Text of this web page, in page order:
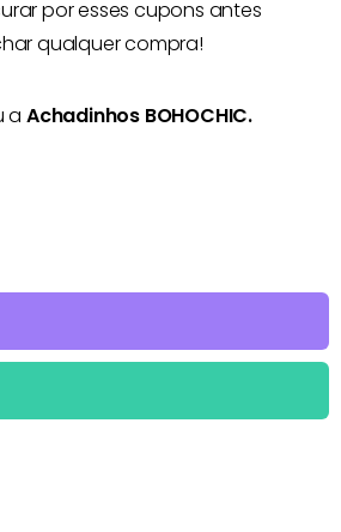
por esses cupons antes
qualquer compra!
a Achadinhos BOHOCHIC.